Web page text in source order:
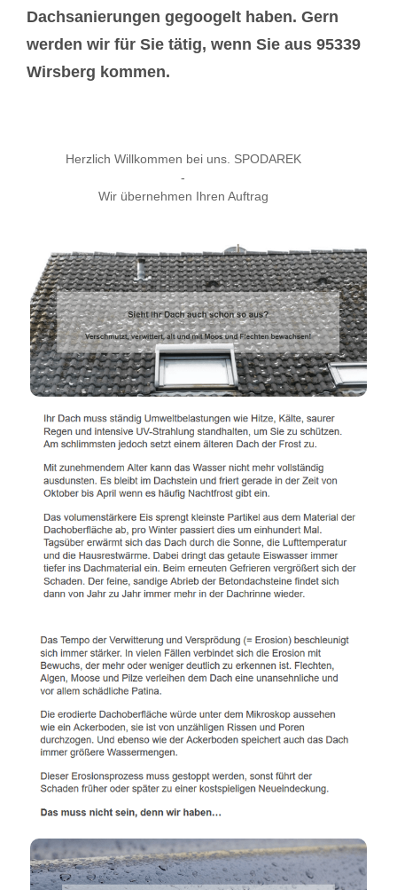
Dachsanierungen gegoogelt haben. Gern
werden wir für Sie tätig, wenn Sie aus 95339
Wirsberg kommen.
Herzlich Willkommen bei uns. SPODAREK
-
Wir übernehmen Ihren Auftrag